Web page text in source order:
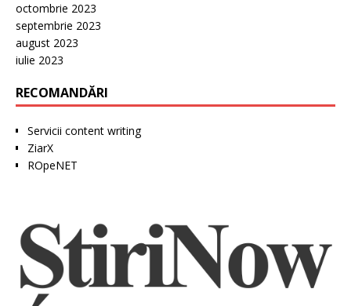
octombrie 2023
septembrie 2023
august 2023
iulie 2023
RECOMANDĂRI
Servicii content writing
ZiarX
ROpeNET